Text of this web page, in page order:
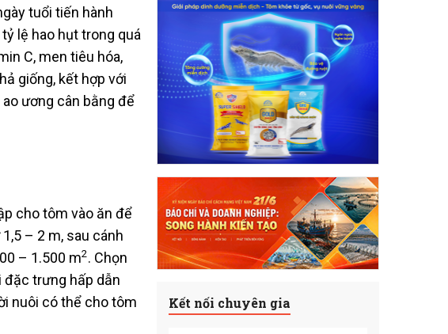
tuổi tiến hành
lệ hao hụt trong quá
C, men tiêu hóa,
giống, kết hợp với
ương cân bằng để
cho tôm vào ăn để
– 2 m, sau cánh
– 1.500 m2. Chọn
trưng hấp dẫn
nuôi có thể cho tôm
Kết nối chuyên gia